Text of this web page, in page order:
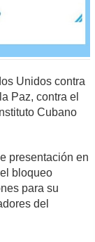
Unidos contra
Paz, contra el
Cubano
presentación en
bloqueo
para su
del